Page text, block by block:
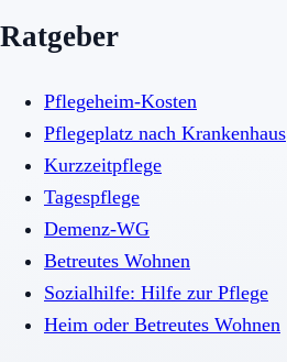
Ratgeber
Pflegeheim-Kosten
Pflegeplatz nach Krankenhaus
Kurzzeitpflege
Tagespflege
Demenz-WG
Betreutes Wohnen
Sozialhilfe: Hilfe zur Pflege
Heim oder Betreutes Wohnen